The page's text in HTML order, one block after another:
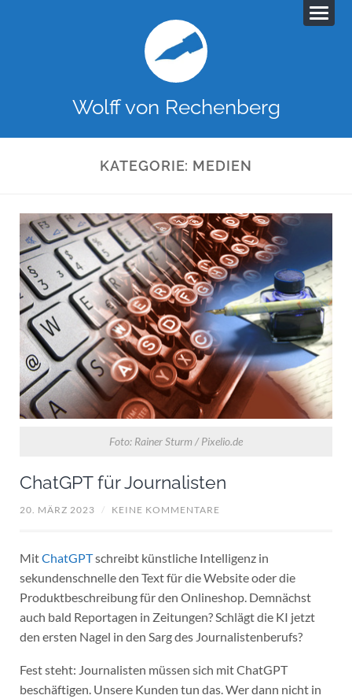
Wolff von Rechenberg
KATEGORIE: MEDIEN
Foto: Rainer Sturm / Pixelio.de
ChatGPT für Journalisten
20. MÄRZ 2023 / KEINE KOMMENTARE
MitChatGPTschreibt künstliche Intelligenz in
sekundenschnelle den Text für die Website oder die
Produktbeschreibung für den Onlineshop. Demnächst
auch bald Reportagen in Zeitungen? Schlägt die KI jetzt
den ersten Nagel in den Sarg des Journalistenberufs?
Fest steht: Journalisten müssen sich mit ChatGPT
beschäftigen. Unsere Kunden tun das. Wer dann nicht in